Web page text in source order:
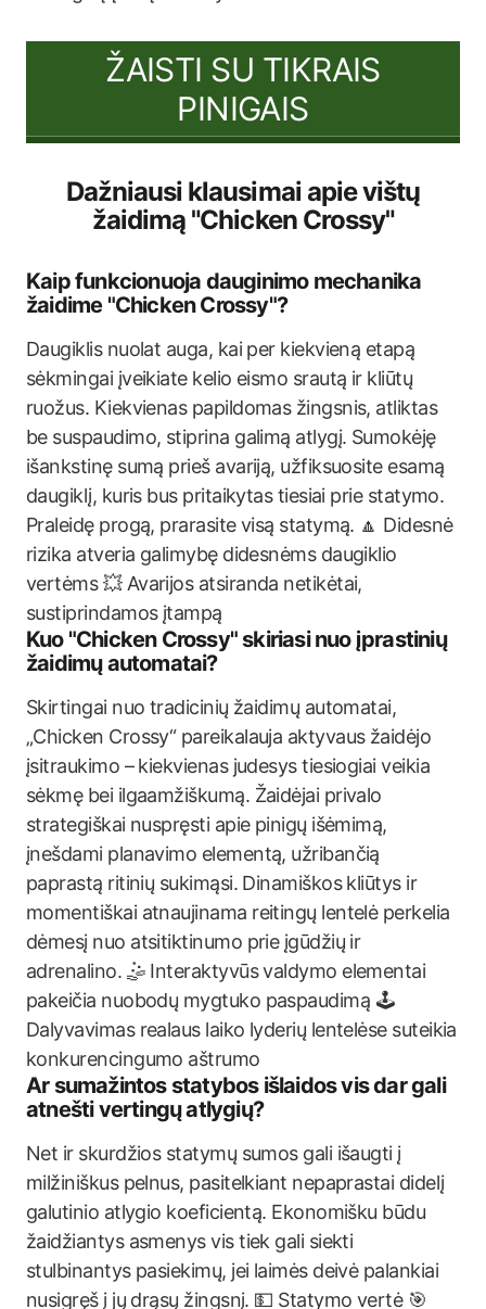
ŽAISTI SU TIKRAIS
PINIGAIS
Dažniausi klausimai apie vištų
žaidimą "Chicken Crossy"
Kaip funkcionuoja dauginimo mechanika
žaidime "Chicken Crossy"?
Daugiklis nuolat auga, kai per kiekvieną etapą
sėkmingai įveikiate kelio eismo srautą ir kliūtų
ruožus. Kiekvienas papildomas žingsnis, atliktas
be suspaudimo, stiprina galimą atlygį. Sumokėję
išankstinę sumą prieš avariją, užfiksuosite esamą
daugiklį, kuris bus pritaikytas tiesiai prie statymo.
Praleidę progą, prarasite visą statymą. 🔼 Didesnė
rizika atveria galimybę didesnėms daugiklio
vertėms 💥 Avarijos atsiranda netikėtai,
sustiprindamos įtampą
Kuo "Chicken Crossy" skiriasi nuo įprastinių
žaidimų automatai?
Skirtingai nuo tradicinių žaidimų automatai,
„Chicken Crossy“ pareikalauja aktyvaus žaidėjo
įsitraukimo – kiekvienas judesys tiesiogiai veikia
sėkmę bei ilgaamžiškumą. Žaidėjai privalo
strategiškai nuspręsti apie pinigų išėmimą,
įnešdami planavimo elementą, užribančią
paprastą ritinių sukimąsi. Dinamiškos kliūtys ir
momentiškai atnaujinama reitingų lentelė perkelia
dėmesį nuo atsitiktinumo prie įgūdžių ir
adrenalino. 🤹 Interaktyvūs valdymo elementai
pakeičia nuobodų mygtuko paspaudimą 🕹
Dalyvavimas realaus laiko lyderių lentelėse suteikia
konkurencingumo aštrumo
Ar sumažintos statybos išlaidos vis dar gali
atnešti vertingų atlygių?
Net ir skurdžios statymų sumos gali išaugti į
milžiniškus pelnus, pasitelkiant nepaprastai didelį
galutinio atlygio koeficientą. Ekonomišku būdu
žaidžiantys asmenys vis tiek gali siekti
stulbinantys pasiekimų, jei laimės deivė palankiai
nusigręš į jų drąsų žingsnį. 💵 Statymo vertė 🎯